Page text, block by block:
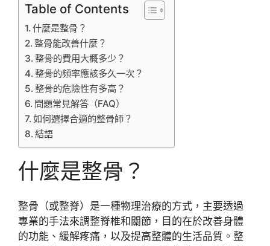
Table of Contents
什麼是整骨？
整骨能改善什麼？
整骨的費用大概多少？
整骨的頻率應該多久一次？
整骨的危險性有多高？
問題常見解答（FAQ）
如何選擇合適的整骨師？
結語
什麼是整骨？
整骨（或整脊）是一種物理治療的方式，主要透過
專業的手法來調整脊椎和關節，目的在於改善身體
的功能、緩解疼痛，以及提高整體的生活品質。整